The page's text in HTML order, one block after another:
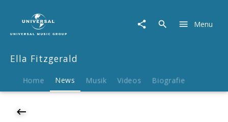
Fitzgerald
News
Jukebox
2
Menu
Ella Fitzgerald
Home News Musik Videos Biografie